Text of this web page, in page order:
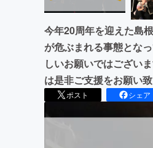
今年20周年を迎えた島
が危ぶまれる事態とな
しいお願いではござい
は是非ご支援をお願い致
ポスト シェア